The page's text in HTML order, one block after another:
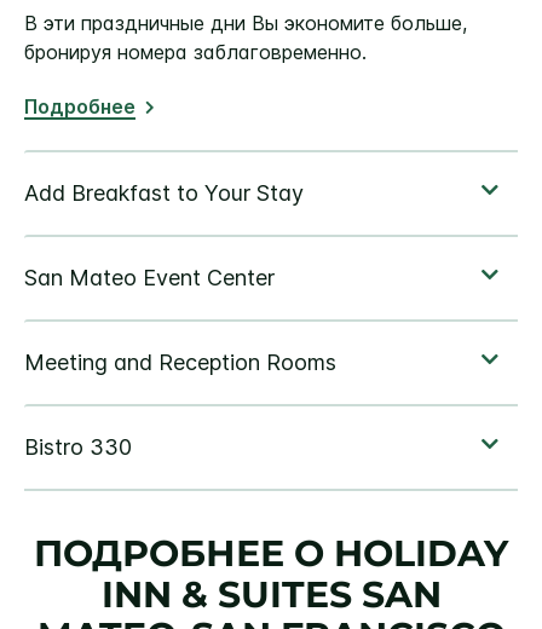
В эти праздничные дни Вы экономите больше,
бронируя номера заблаговременно.
Подробнее
ПОДРОБНЕЕ О HOLIDAY
INN & SUITES SAN